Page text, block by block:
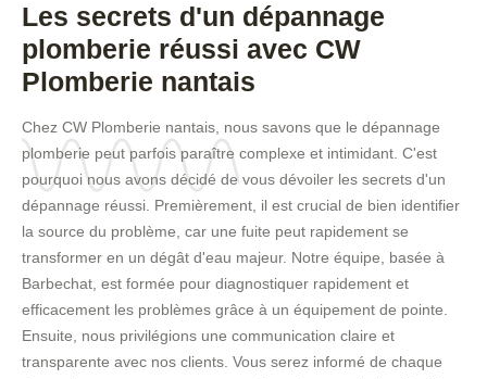
Les secrets d'un dépannage
plomberie réussi avec CW
Plomberie nantais
Chez CW Plomberie nantais, nous savons que le dépannage
plomberie peut parfois paraître complexe et intimidant. C'est
pourquoi nous avons décidé de vous dévoiler les secrets d'un
dépannage réussi. Premièrement, il est crucial de bien identifier
la source du problème, car une fuite peut rapidement se
transformer en un dégât d'eau majeur. Notre équipe, basée à
Barbechat, est formée pour diagnostiquer rapidement et
efficacement les problèmes grâce à un équipement de pointe.
Ensuite, nous privilégions une communication claire et
transparente avec nos clients. Vous serez informé de chaque